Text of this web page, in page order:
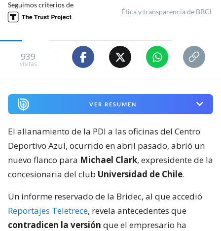
Seguimos criterios de
Ética y transparencia de BBCL
939
visitas
VER RESUMEN
El allanamiento de la PDI a las oficinas del Centro
Deportivo Azul, ocurrido en abril pasado, abrió un
nuevo flanco para Michael Clark, expresidente de la
concesionaria del club Universidad de Chile.
Un informe reservado de la Bridec, al que accedió
Reportajes Teletrece, revela antecedentes que
contradicen la versión que el empresario ha